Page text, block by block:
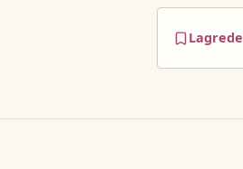
Lagrede